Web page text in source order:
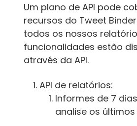
Um plano de API pode
recursos do Tweet
todos os nossos
funcionalidades estão
através da API.
API de relatórios:
Informes de 7
analise os